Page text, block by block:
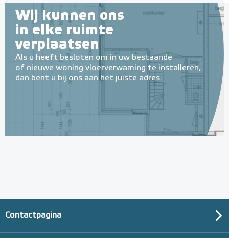
Wij kunnen ons
in elke ruimte
verplaatsen
Als u heeft besloten om in uw bestaande
of nieuwe woning vloerverwaming te installeren,
dan bent u bij ons aan het juiste adres.
Contactpagina